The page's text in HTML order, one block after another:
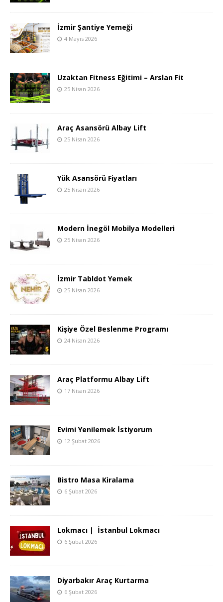
İzmir Şantiye Yemeği
4 Mayıs 2026
Uzaktan Fitness Eğitimi – Arslan Fit
25 Nisan 2026
Araç Asansörü Albay Lift
25 Nisan 2026
Yük Asansörü Fiyatları
25 Nisan 2026
Modern İnegöl Mobilya Modelleri
25 Nisan 2026
İzmir Tabldot Yemek
25 Nisan 2026
Kişiye Özel Beslenme Programı
24 Nisan 2026
Araç Platformu Albay Lift
17 Nisan 2026
Evimi Yenilemek İstiyorum
12 Şubat 2026
Bistro Masa Kiralama
6 Şubat 2026
Lokmacı | İstanbul Lokmacı
6 Şubat 2026
Diyarbakır Araç Kurtarma
6 Şubat 2026